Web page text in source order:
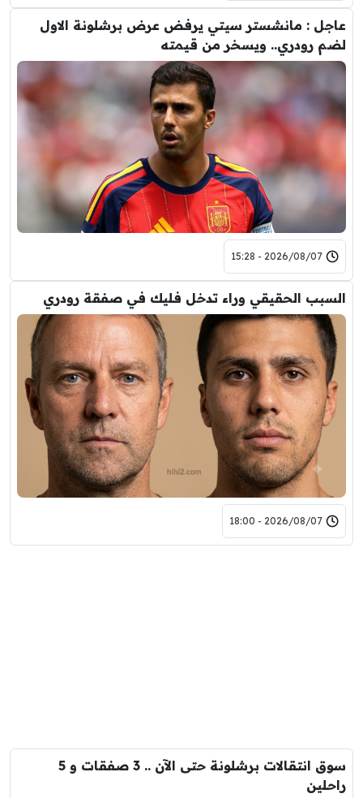
عاجل : مانشستر سيتي يرفض عرض برشلونة الاول
لضم رودري.. ويسخر من قيمته
2026/08/07 - 15:28
السبب الحقيقي وراء تدخل فليك في صفقة رودري
2026/08/07 - 18:00
سوق انتقالات برشلونة حتى الآن .. 3 صفقات و 5
راحلين